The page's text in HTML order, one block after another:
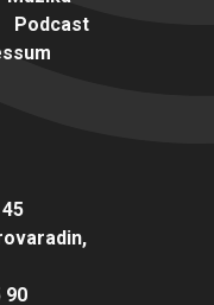
Podcast
90